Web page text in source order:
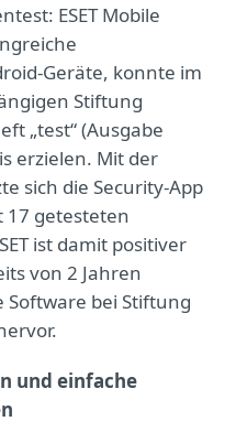
ESET Mobile
Geräte, konnte im
Stiftung
„test“ (Ausgabe
erzielen. Mit der
sich die Security-App
17 getesteten
ist damit positiver
von 2 Jahren
Software bei Stiftung
und einfache